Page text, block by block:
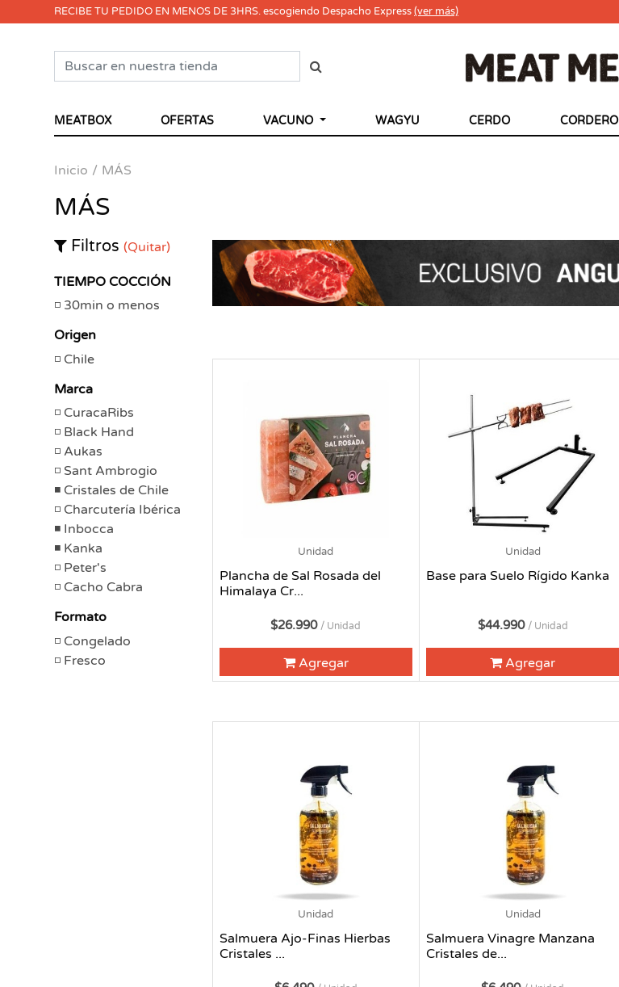
RECIBE TU PEDIDO EN MENOS DE 3HRS. escogiendo Despacho Express(ver más)
MEATBOX OFERTAS VACUNO WAGYU CERDO CORDERO
Inicio MÁS
MÁS
Filtros (Quitar)
TIEMPO COCCIÓN
30min o menos
Origen
Chile
Marca
CuracaRibs
Black Hand
Aukas
Sant Ambrogio
Cristales de Chile
Charcutería Ibérica
Inbocca
Kanka
Peter's
Cacho Cabra
Formato
Congelado
Fresco
Unidad
Plancha de Sal Rosada del
Himalaya Cr...
$26.990 / Unidad
Agregar
Unidad
Base para Suelo Rígido Kanka
$44.990 / Unidad
Agregar
Unidad
Salmuera Ajo-Finas Hierbas
Cristales ...
Unidad
Salmuera Vinagre Manzana
Cristales de...